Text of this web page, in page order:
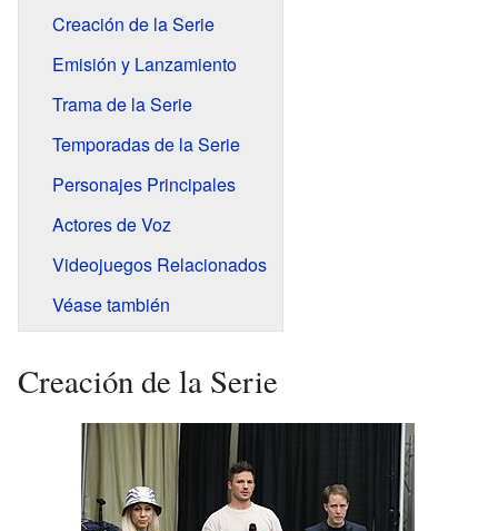
Creación de la Serie
Emisión y Lanzamiento
Trama de la Serie
Temporadas de la Serie
Personajes Principales
Actores de Voz
Videojuegos Relacionados
Véase también
Creación de la Serie